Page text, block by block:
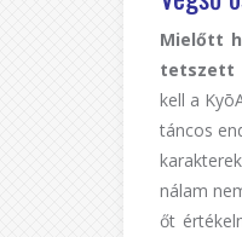
Mielőtt
tetszett
kell a
táncos
nálam
őt